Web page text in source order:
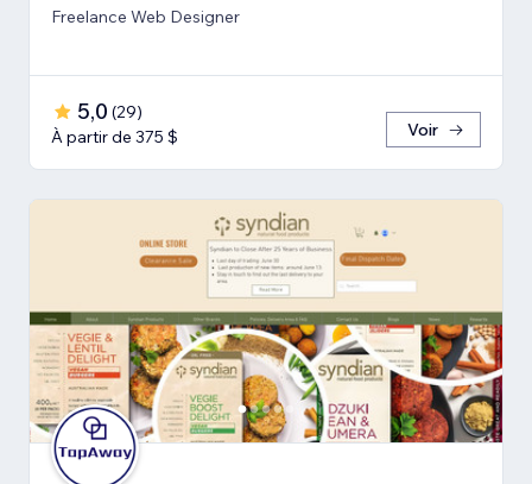
Freelance Web Designer
5,0 (29)
À partir de 375 $
Voir